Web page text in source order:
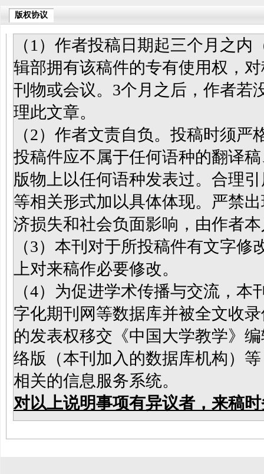
版权协议
（1）作者投稿日期起三个月之
辑部拥有该稿件的专有使用权，
刊物或会议。3个月之后，作者若
理此文章。
（2）作者文责自负。投稿时须
投稿件应不属于任何语种的翻译
版物上以任何语种发表过。合理
等相关形式加以具体体现。严禁
济损失和社会负面影响，由作者
（3）本刊对于所投稿件有文字
上对来稿作必要修改。
（4）为促进学术传播与交流，
字化期刊网等数据库并被全文收
的发表权移交《中国大学教学》
络版（本刊加入的数据库机构）
相关的信息服务系统。
对以上说明事项有异议者，来稿